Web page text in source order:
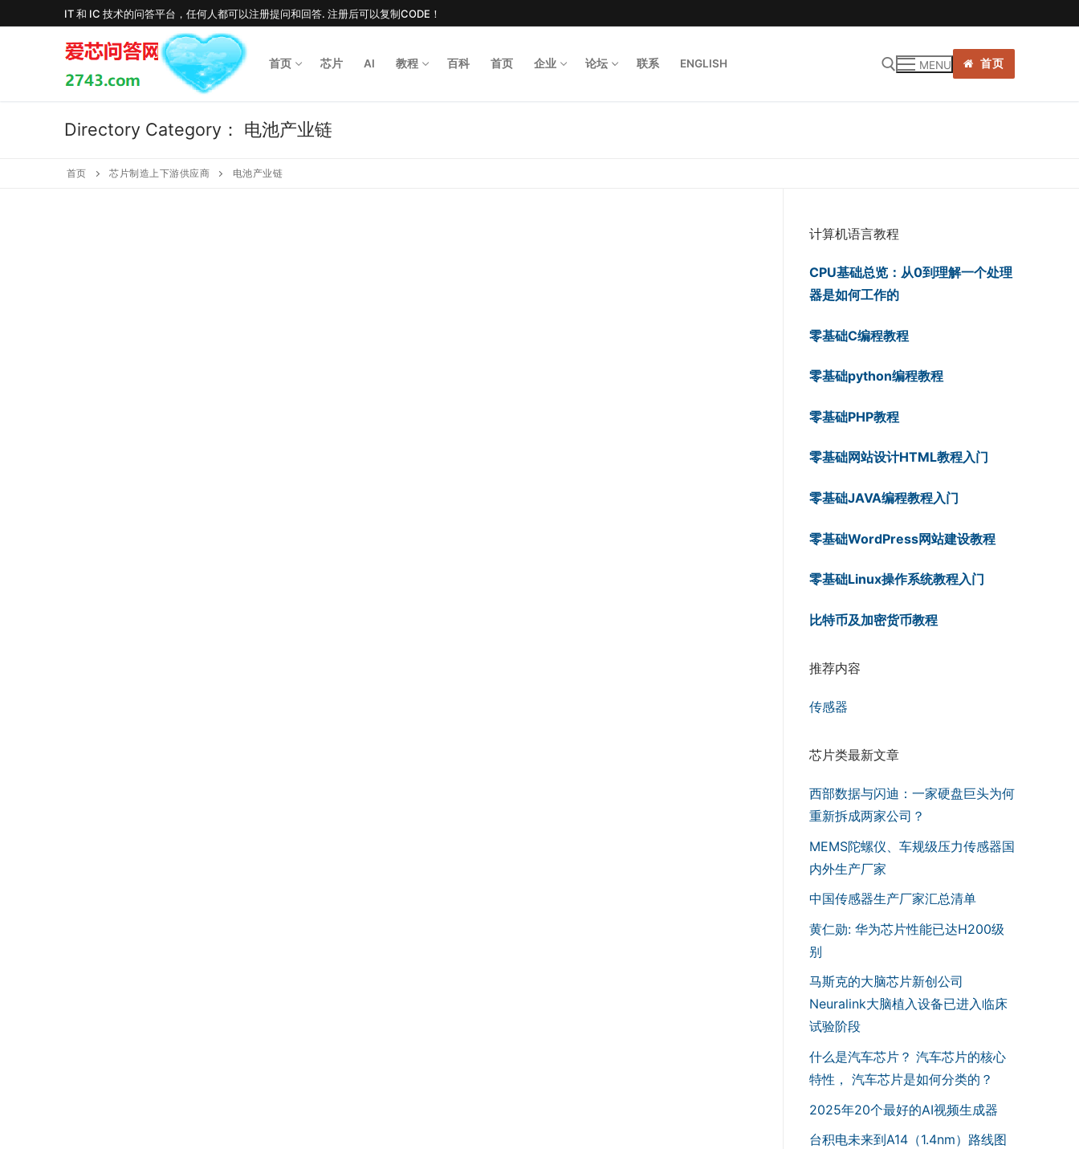
IT 和 IC 技术的问答平台，任何人都可以注册提问和回答. 注册后可以复制CODE！
首页 芯片 AI 教程 百科 首页 企业 论坛 联系 ENGLISH MENU 首页
Directory Category： 电池产业链
首页 芯片制造上下游供应商 电池产业链
计算机语言教程
CPU基础总览：从0到理解一个处理
器是如何工作的
零基础C编程教程
零基础python编程教程
零基础PHP教程
零基础网站设计HTML教程入门
零基础JAVA编程教程入门
零基础WordPress网站建设教程
零基础Linux操作系统教程入门
比特币及加密货币教程
推荐内容
传感器
芯片类最新文章
西部数据与闪迪：一家硬盘巨头为何
重新拆成两家公司？
MEMS陀螺仪、车规级压力传感器国
内外生产厂家
中国传感器生产厂家汇总清单
黄仁勋: 华为芯片性能已达H200级
别
马斯克的大脑芯片新创公司
Neuralink大脑植入设备已进入临床
试验阶段
什么是汽车芯片？ 汽车芯片的核心
特性， 汽车芯片是如何分类的？
2025年20个最好的AI视频生成器
台积电未来到A14（1.4nm）路线图